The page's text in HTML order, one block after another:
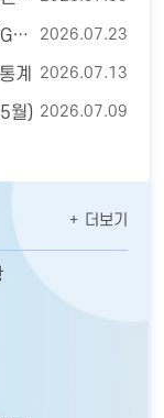
2023년 기준 시군단위 지역내총생산(GRDP) 추계 결과 2026.07.23
계 2026.07.13
월) 2026.07.09
더보기